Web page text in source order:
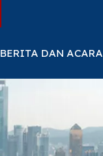
BERITA DAN ACARA